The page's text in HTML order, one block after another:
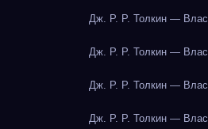
Дж. Р. Р. Толкин —
Дж. Р. Р. Толкин —
Дж. Р. Р. Толкин —
Дж. Р. Р. Толкин —